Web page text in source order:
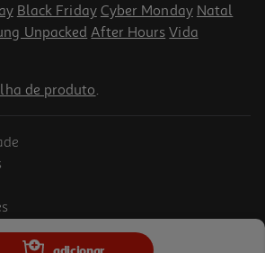
adicionar
Black Friday Cyber Monday Natal
Unpacked After Hours Vida
de produto.